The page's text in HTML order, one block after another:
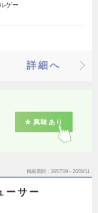
ゲー
詳細へ
興味あり
掲載期間 26/07/29～26/08/11
ーサー